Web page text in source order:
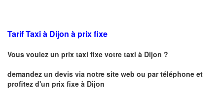
Tarif Taxi à Dijon à prix fixe
Vous voulez un prix taxi fixe votre taxi à Dijon ?
demandez un devis via notre site web ou par téléphone et
profitez d'un prix fixe à Dijon